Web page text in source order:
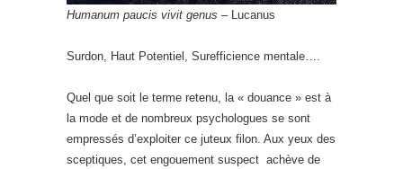
Humanum paucis vivit genus – Lucanus
Surdon, Haut Potentiel, Surefficience mentale….
Quel que soit le terme retenu, la « douance » est à
la mode et de nombreux psychologues se sont
empressés d’exploiter ce juteux filon. Aux yeux des
sceptiques, cet engouement suspect achève de